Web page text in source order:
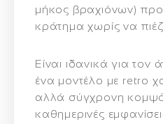
μήκος βραχιόνων)
κράτημα χωρίς να
Είναι ιδανικά για τον
ένα μοντέλο με retro
αλλά σύγχρονη
καθημερινές